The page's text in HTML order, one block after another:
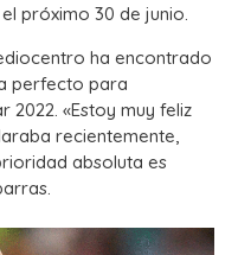
próximo 30 de junio.
ha encontrado
perfecto para
2022. «Estoy muy feliz
recientemente,
absoluta es